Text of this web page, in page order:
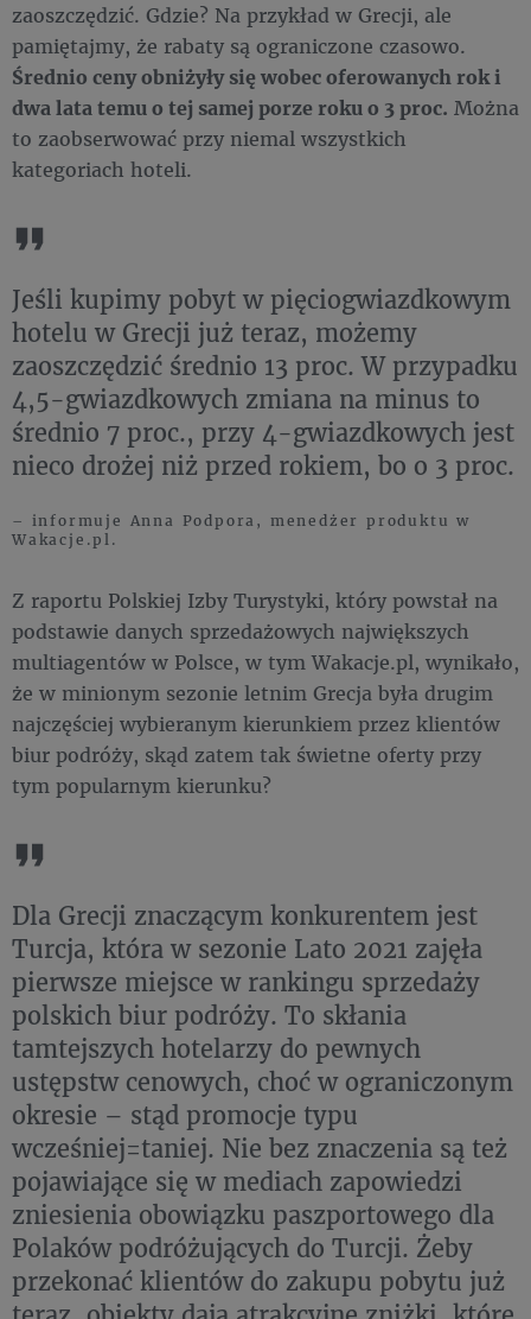
zaoszczędzić. Gdzie? Na przykład w Grecji, ale
pamiętajmy, że rabaty są ograniczone czasowo.
Średnio ceny obniżyły się wobec oferowanych rok i
dwa lata temu o tej samej porze roku o 3 proc. Można
to zaobserwować przy niemal wszystkich
kategoriach hoteli.
Jeśli kupimy pobyt w pięciogwiazdkowym
hotelu w Grecji już teraz, możemy
zaoszczędzić średnio 13 proc. W przypadku
4,5-gwiazdkowych zmiana na minus to
średnio 7 proc., przy 4-gwiazdkowych jest
nieco drożej niż przed rokiem, bo o 3 proc.
– informuje Anna Podpora, menedżer produktu w
Wakacje.pl.
Z raportu Polskiej Izby Turystyki, który powstał na
podstawie danych sprzedażowych największych
multiagentów w Polsce, w tym Wakacje.pl, wynikało,
że w minionym sezonie letnim Grecja była drugim
najczęściej wybieranym kierunkiem przez klientów
biur podróży, skąd zatem tak świetne oferty przy
tym popularnym kierunku?
Dla Grecji znaczącym konkurentem jest
Turcja, która w sezonie Lato 2021 zajęła
pierwsze miejsce w rankingu sprzedaży
polskich biur podróży. To skłania
tamtejszych hotelarzy do pewnych
ustępstw cenowych, choć w ograniczonym
okresie – stąd promocje typu
wcześniej=taniej. Nie bez znaczenia są też
pojawiające się w mediach zapowiedzi
zniesienia obowiązku paszportowego dla
Polaków podróżujących do Turcji. Żeby
przekonać klientów do zakupu pobytu już